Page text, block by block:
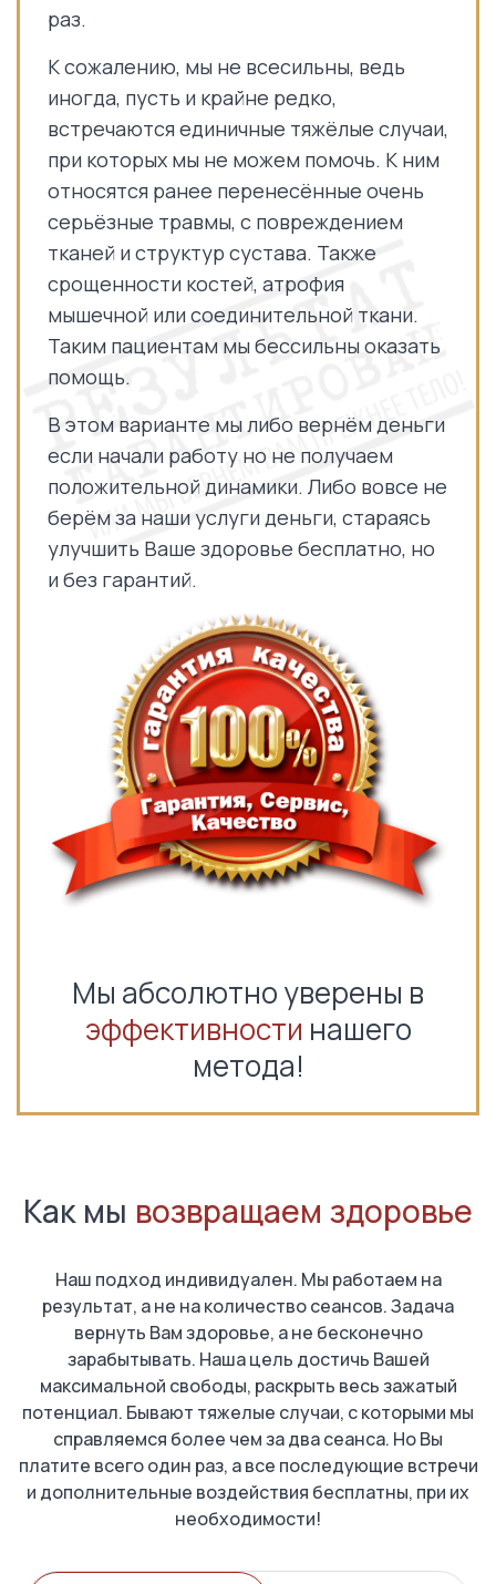
раз.
К сожалению, мы не всесильны, ведь
иногда, пусть и крайне редко,
встречаются единичные тяжёлые случаи,
при которых мы не можем помочь. К ним
относятся ранее перенесённые очень
серьёзные травмы, с повреждением
тканей и структур сустава. Также
срощенности костей, атрофия
мышечной или соединительной ткани.
Таким пациентам мы бессильны оказать
помощь.
В этом варианте мы либо вернём деньги
если начали работу но не получаем
положительной динамики. Либо вовсе не
берём за наши услуги деньги, стараясь
улучшить Ваше здоровье бесплатно, но
и без гарантий.
Мы абсолютно уверены в
эффективности нашего
метода!
Как мы возвращаем здоровье
Наш подход индивидуален. Мы работаем на
результат, а не на количество сеансов. Задача
вернуть Вам здоровье, а не бесконечно
зарабытывать. Наша цель достичь Вашей
максимальной свободы, раскрыть весь зажатый
потенциал. Бывают тяжелые случаи, с которыми мы
справляемся более чем за два сеанса. Но Вы
платите всего один раз, а все последующие встречи
и дополнительные воздействия бесплатны, при их
необходимости!